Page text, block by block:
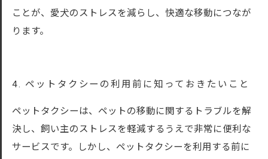
ことが、愛犬のストレスを減らし、快適な移動につなが
ります。
4. ペットタクシーの利用前に知っておきたいこと
ペットタクシーは、ペットの移動に関するトラブルを解
決し、飼い主のストレスを軽減するうえで非常に便利な
サービスです。しかし、ペットタクシーを利用する前に